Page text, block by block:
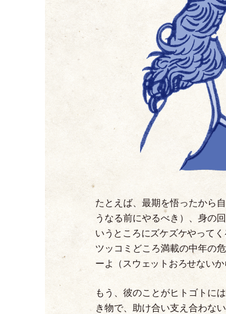
たとえば、最期を悟ったから
うなる前にやるべき ） 、身の
いうところにズケズケやって
ツッコミどころ満載の中年の
ーよ
（スウェットおろせない
もう、彼のことがヒトゴトに
き物で、助け合い支え合わな